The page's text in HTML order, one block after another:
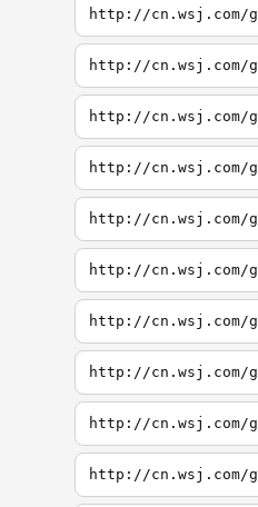
http://cn.wsj.com/
http://cn.wsj.com/
http://cn.wsj.com/
http://cn.wsj.com/
http://cn.wsj.com/
http://cn.wsj.com/
http://cn.wsj.com/
http://cn.wsj.com/
http://cn.wsj.com/
http://cn.wsj.com/